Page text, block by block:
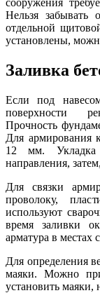
Нельзя
отдельной
установлены,
Заливка
Если под
поверхности
Прочность
Для армирования
12 мм. Укладка
направления,
Для связки
проволоку,
используют
время заливки
арматура в местах
Для определения
маяки. Можно
установить маяки,